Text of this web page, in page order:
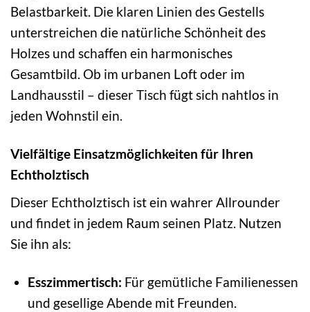
Belastbarkeit. Die klaren Linien des Gestells
unterstreichen die natürliche Schönheit des
Holzes und schaffen ein harmonisches
Gesamtbild. Ob im urbanen Loft oder im
Landhausstil – dieser Tisch fügt sich nahtlos in
jeden Wohnstil ein.
Vielfältige Einsatzmöglichkeiten für Ihren
Echtholztisch
Dieser Echtholztisch ist ein wahrer Allrounder
und findet in jedem Raum seinen Platz. Nutzen
Sie ihn als:
Esszimmertisch: Für gemütliche Familienessen
und gesellige Abende mit Freunden.